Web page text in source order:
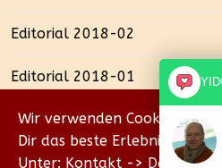
Editorial 2018-02
Editorial 2018-01
Wir verwenden Cookies, um
Dir das beste Erlebnis auf
Unter: Kontakt ->